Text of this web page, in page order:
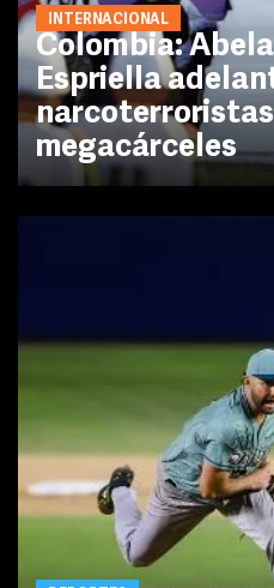
INTERNACIONAL
Colombia:
Espriella
megacárceles